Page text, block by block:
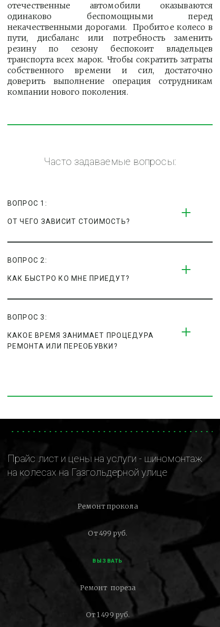
отечественные автомобили оказываются
одинаково беспомощными перед
некачественными дорогами. Пробитое колесо в
пути, дисбаланс или потребность заменить
резину по сезону беспокоит владельцев
транспорта всех марок. Чтобы сократить затраты
собственного времени и сил, достаточно
доверить выполнение операция сотрудникам
компании нового поколения.
Часто задаваемые вопросы:
ВОПРОС 1:
ОТ ЧЕГО ЗАВИСИТ СТОИМОСТЬ?
ВОПРОС 2:
КАК БЫСТРО КО МНЕ ПРИЕДУТ?
ВОПРОС 3:
КАКОЕ ВРЕМЯ ЗАНИМАЕТ ПРОЦЕДУРА
РЕМОНТА ИЛИ ПЕРЕОБУВКИ?
Прайс лист и цены на услуги - шиномонтаж
на колесах на Газгольдерной улице
Ремонт прокола
От 499 руб.
ВЫЗВАТЬ
Ремонт пореза
От 1 499 руб.